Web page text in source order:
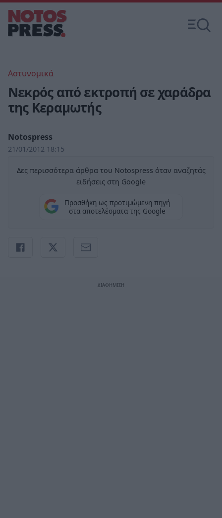
Αστυνομικά
Νεκρός από εκτροπή σε χαράδρα
της Κεραμωτής
Notospress
21/01/2012 18:15
Δες περισσότερα άρθρα του Notospress όταν αναζητάς
ειδήσεις στη Google
Προσθήκη ως προτιμώμενη πηγή
στα αποτελέσματα της Google